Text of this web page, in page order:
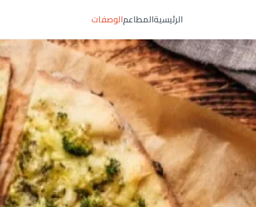
الرئيسيةالمطاعمالوصفات